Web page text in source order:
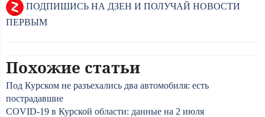
ПОДПИШИСЬ НА ДЗЕН И ПОЛУЧАЙ НОВОСТИ
ПЕРВЫМ
Похожие статьи
Под Курском не разъехались два автомобиля: есть
пострадавшие
COVID-19 в Курской области: данные на 2 июля